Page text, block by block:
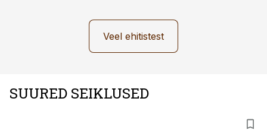
Veel ehitistest
SUURED SEIKLUSED